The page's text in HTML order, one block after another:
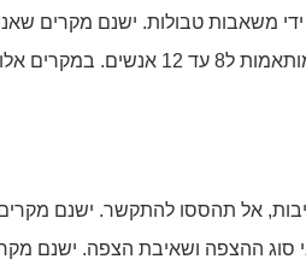
משאבות טבולות. ישנם מקרים
ואפשרות. ישנם פירים של מעליות
אל תהססו להתקשר. ישנם
סוג ההצפה ושאיבת הצפה. ישנם